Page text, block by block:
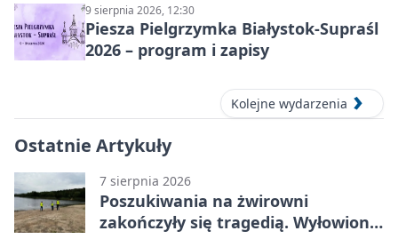
9 sierpnia 2026, 12:30
Piesza Pielgrzymka Białystok-Supraśl
2026 – program i zapisy
Kolejne wydarzenia
Ostatnie Artykuły
7 sierpnia 2026
Poszukiwania na żwirowni
zakończyły się tragedią. Wyłowiono